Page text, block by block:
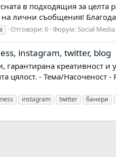
в подходящия за целта
лични съобщения!
Отговори: 6 Форум:Social
instagram, twitter, blog
креативност и
- Тема/Насоченост -
instagram twitter банери